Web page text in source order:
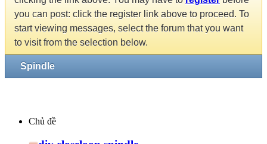
you can post: click the register link above to proceed. To
start viewing messages, select the forum that you want
to visit from the selection below.
Spindle
Chủ đề